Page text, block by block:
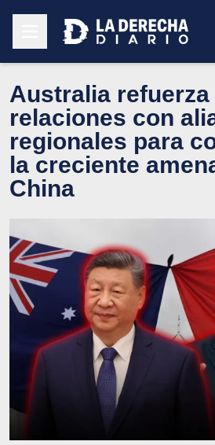
Australia refuerza
relaciones con
regionales para
la creciente
China